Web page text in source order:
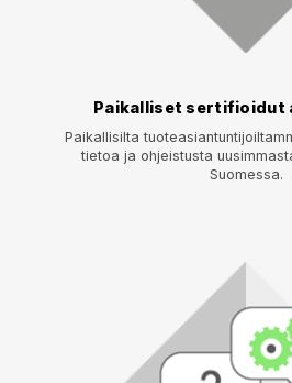
Paikalliset sertifioidut
Paikallisilta
tietoa ja ohjeistusta
Suomessa.